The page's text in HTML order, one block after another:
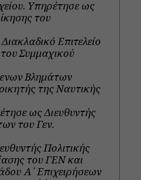
Υπηρέτησε ως
του
Επιτελείο
Συμμαχικού
Βλημάτων
της Ναυτικής
ως Διευθυντής
του Γεν.
Πολιτικής
του ΓΕΝ και
Α΄ Επιχειρήσεων